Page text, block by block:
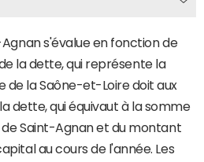
s'évalue en fonction de
la dette, qui représente la
de la Saône-et-Loire doit aux
dette, qui équivaut à la somme
Saint-Agnan et du montant
au cours de l'année. Les